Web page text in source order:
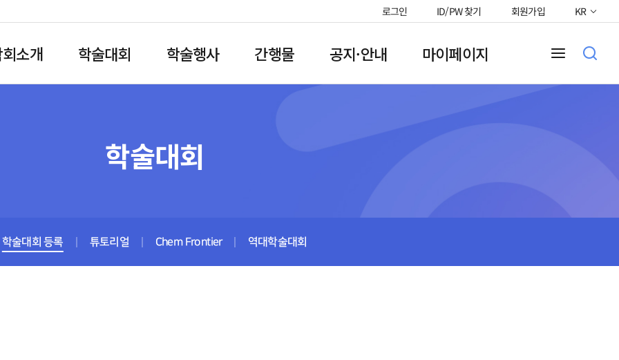
로그인 ID/PW 찾기 회원가입 KR
소개 학술대회 학술행사 간행물 공지·안내 마이페이지
학술대회
학술대회 등록 튜토리얼 Chem Frontier 역대학술대회